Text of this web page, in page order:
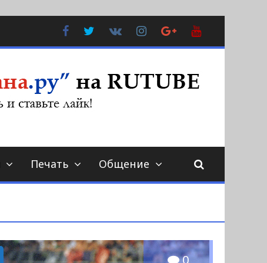
FacebookTwitter
Контакте
Instagram
Google
Plus
Печать Общение
0